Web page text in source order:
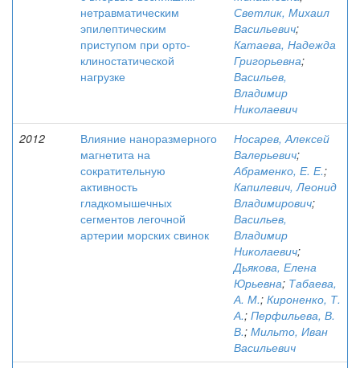
нетравматическим
эпилептическим
приступом при орто-
клиностатической
нагрузке
Светлик, Михаил
Васильевич;
Катаева, Надежда
Григорьевна;
Васильев,
Владимир
Николаевич
2012
Влияние наноразмерного
магнетита на
сократительную
активность
гладкомышечных
сегментов легочной
артерии морских свинок
Носарев, Алексей
Валерьевич;
Абраменко, Е. Е.;
Капилевич, Леонид
Владимирович;
Васильев,
Владимир
Николаевич;
Дьякова, Елена
Юрьевна; Табаева,
А. М.; Кироненко, Т.
А.; Перфильева, В.
В.; Мильто, Иван
Васильевич